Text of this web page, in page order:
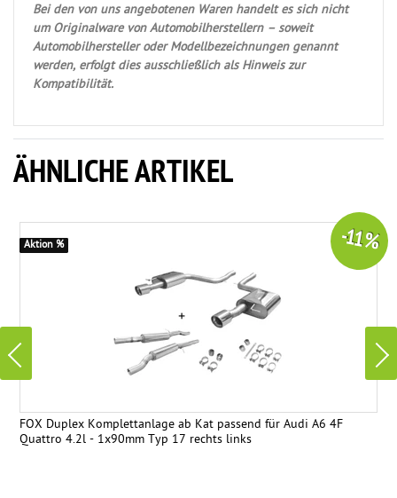
Bei den von uns angebotenen Waren handelt es sich nicht
um Originalware von Automobilherstellern – soweit
Automobilhersteller oder Modellbezeichnungen genannt
werden, erfolgt dies ausschließlich als Hinweis zur
Kompatibilität.
ÄHNLICHE ARTIKEL
FOX Duplex Komplettanlage ab Kat passend für Audi A6 4F
Quattro 4.2l - 1x90mm Typ 17 rechts links
-11 %
Aktion %